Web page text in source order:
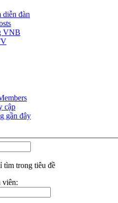
đàn
VNB
cập
gần đây
tìm trong tiêu đề
viên: